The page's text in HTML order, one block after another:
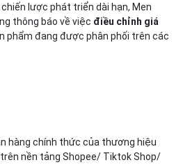
lược phát triển dài hạn, Men
thông báo về việc điều chỉnh giá
phẩm đang được phân phối trên các
hàng chính thức của thương hiệu
nền tảng Shopee/ Tiktok Shop/